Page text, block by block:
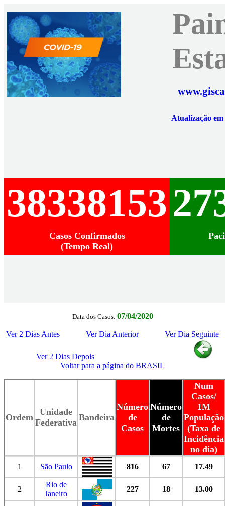
Atualização
38338153
Casos Confirmados
(Tempo Real)
Data dos Casos: 07/04/2020
Ver 2 Dias Antes Ver Dia Anterior Ver Dia Seguinte
Ver 2 Dias Depois
Voltar para a página do BRASIL
Ordem
Unidade
Federativa Bandeira
Número
de
Casos
Número
de
Mortes
Num
Casos/
1M
População
(Taxa de
Incidência
no dia)
1 São Paulo 816 67 17.49
2
Rio de
Janeiro
227 18 13.00